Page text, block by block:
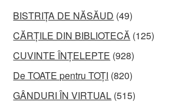
BISTRIȚA DE NĂSĂUD (49)
CĂRȚILE DIN BIBLIOTECĂ (125)
CUVINTE ÎNȚELEPTE (928)
De TOATE pentru TOȚI (820)
GÂNDURI ÎN VIRTUAL (515)